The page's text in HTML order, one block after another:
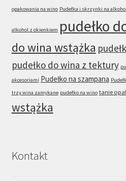
opakowania na wino Pudełka i skrzynki na
alkohol z okienkiem pudełko
do wina wstążka
pudełko do wina z tektury
akcesoriami Pudełko na szampana
trzy wina zamykane pudełko na wino tanie
wstążka
Kontakt